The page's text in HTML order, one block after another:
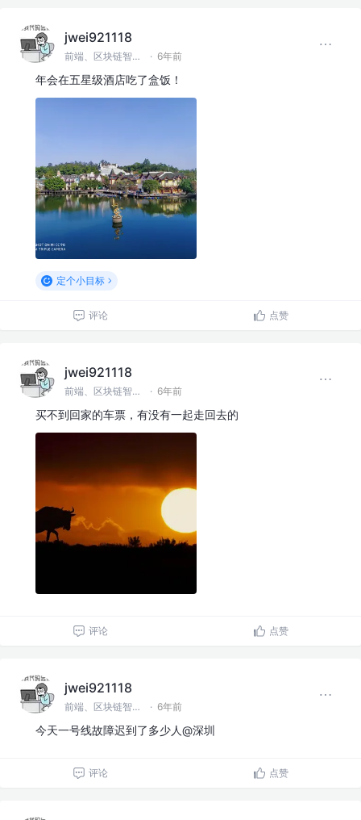
jwei921118
前端、区块链智能合约 · 6年前
年会在五星级酒店吃了盒饭！
定个小目标
评论 点赞
jwei921118
前端、区块链智能合约 · 6年前
买不到回家的车票，有没有一起走回去的
评论 点赞
jwei921118
前端、区块链智能合约 · 6年前
今天一号线故障迟到了多少人@深圳
评论 点赞